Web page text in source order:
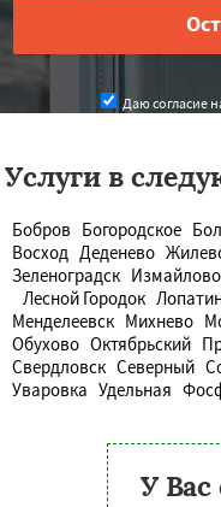
Даю согласие
Услуги в
Бобров Богородское
Восход Деденево
Зеленоградск Измайлово
Лесной Городок
Менделеевск Михнево
Обухово Октябрьский
Свердловск Северный
Уваровка Удельная
У Вас